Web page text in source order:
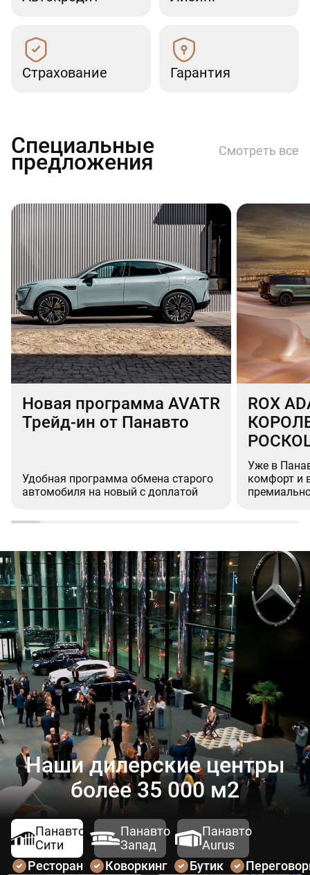
Страхование Гарантия
Специальные
предложения Смотреть все
Новая программа AVATR
Трейд-ин от Панавто
Удобная программа обмена старого
автомобиля на новый с доплатой
ROX
Уже в
комфорт и
Наши дилерские центры
более 35 000 м2
Панавто
Сити
Панавто
Запад
Панавто
Aurus
Ресторан
Коворкинг Бутик